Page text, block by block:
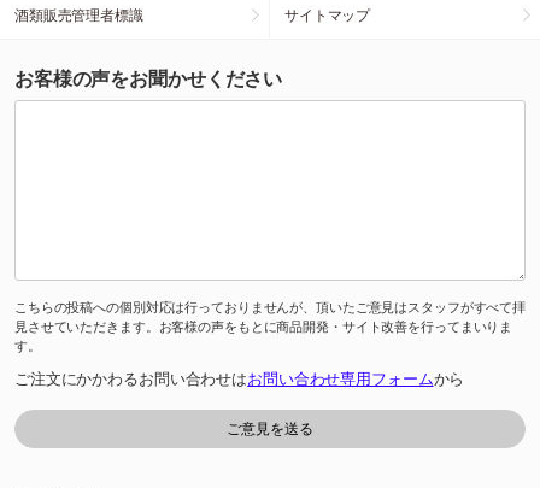
酒類販売管理者標識 サイトマップ
お客様の声をお聞かせください
こちらの投稿への個別対応は行っておりませんが、頂いたご意見はスタッフがすべて拝
見させていただきます。お客様の声をもとに商品開発・サイト改善を行ってまいりま
す。
ご注文にかかわるお問い合わせはお問い合わせ専用フォームから